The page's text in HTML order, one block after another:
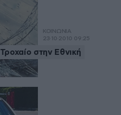
ΚΟΙΝΩΝΙΑ
23·10·2010 09:25
Τροχαίο στην Εθνική